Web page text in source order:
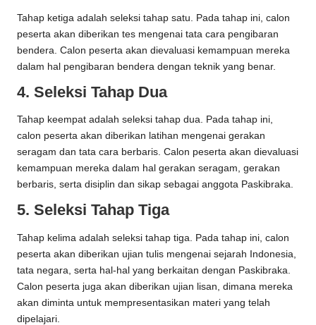
Tahap ketiga adalah seleksi tahap satu. Pada tahap ini, calon
peserta akan diberikan tes mengenai tata cara pengibaran
bendera. Calon peserta akan dievaluasi kemampuan mereka
dalam hal pengibaran bendera dengan teknik yang benar.
4. Seleksi Tahap Dua
Tahap keempat adalah seleksi tahap dua. Pada tahap ini,
calon peserta akan diberikan latihan mengenai gerakan
seragam dan tata cara berbaris. Calon peserta akan dievaluasi
kemampuan mereka dalam hal gerakan seragam, gerakan
berbaris, serta disiplin dan sikap sebagai anggota Paskibraka.
5. Seleksi Tahap Tiga
Tahap kelima adalah seleksi tahap tiga. Pada tahap ini, calon
peserta akan diberikan ujian tulis mengenai sejarah Indonesia,
tata negara, serta hal-hal yang berkaitan dengan Paskibraka.
Calon peserta juga akan diberikan ujian lisan, dimana mereka
akan diminta untuk mempresentasikan materi yang telah
dipelajari.